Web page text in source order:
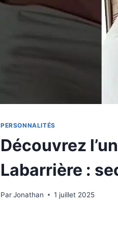
PERSONNALITÉS
Découvrez
Labarrière :
ParJonathan 1 juillet 2025